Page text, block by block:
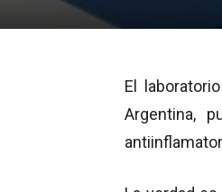
El
Argentina,